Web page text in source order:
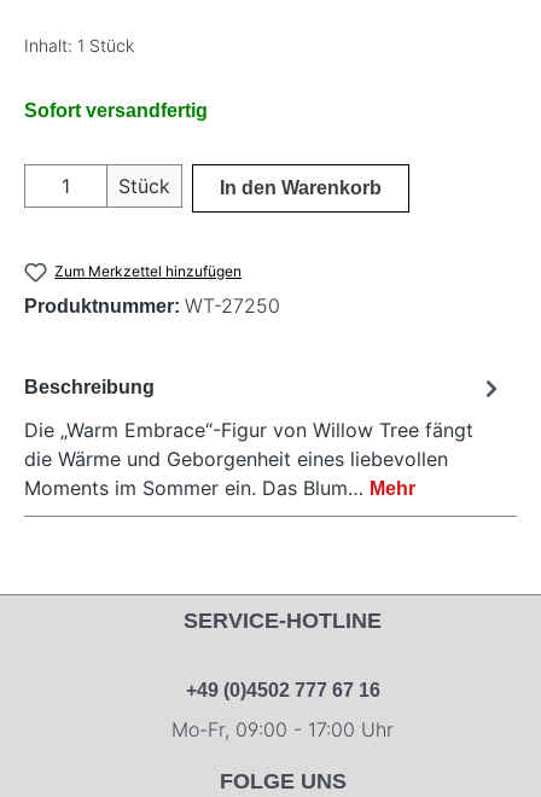
Inhalt: 1 Stück
Sofort versandfertig
Produkt Anzahl: Gib den gewünschten
Stück In den Warenkorb
Zum Merkzettel hinzufügen
Produktnummer: WT-27250
Beschreibung
Die „Warm Embrace“-Figur von Willow Tree fängt
die Wärme und Geborgenheit eines liebevollen
Moments im Sommer ein. Das Blum… Mehr
SERVICE-HOTLINE
+49 (0)4502 777 67 16
Mo-Fr, 09:00 - 17:00 Uhr
FOLGE UNS